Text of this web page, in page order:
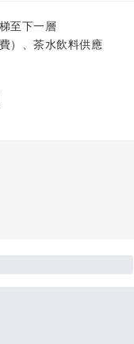
至下一層
）、茶水飲料供應